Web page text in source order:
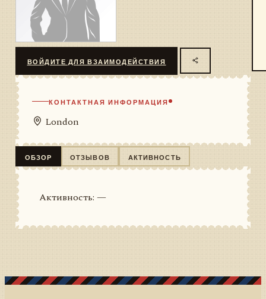
ВОЙДИТЕ ДЛЯ ВЗАИМОДЕЙСТВИЯ
КОНТАКТНАЯ ИНФОРМАЦИЯ
London
ОБЗОР ОТЗЫВОВ АКТИВНОСТЬ
Активность: —